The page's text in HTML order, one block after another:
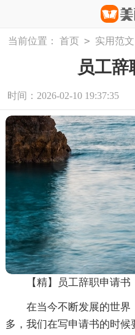
当前位置： 首页 > 实用范文
员工
时间：2026-02-10 19:37:35
【精】员工辞职申请书
在当今不断发展的世界
多，我们在写申请书的时